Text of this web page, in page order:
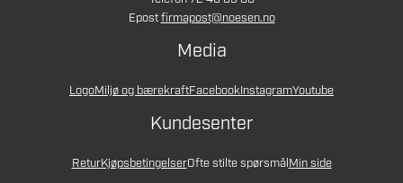
Epostfirmapost@noesen.no
Media
LogoMiljø og bærekraftFacebookInstagramYoutube
Kundesenter
ReturKjøpsbetingelserOfte stilte spørsmålMin side